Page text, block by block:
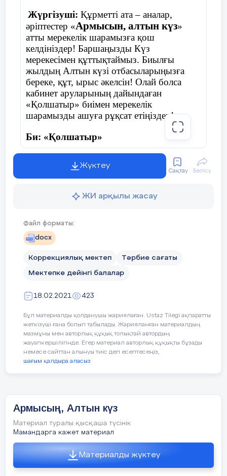
Жүргізуші: Құрметті ата – аналар,
әріптестер «Армысын, алтын күз»
атты мерекелік шарамызға қош
келдініздер! Баршаңызды Күз
мерекесімен құттықтаймыз. Биылғы
жылдың Алтын күзі отбасыларыңызға
береке, құт, ырыс әкелсін! Олай болса
кабинет аруларының дайындаған
«Қолшатыр» биімен мерекелік
шарамызды ашуға рұқсат етіңіздер!
Би: «Қолшатыр»
Армасыздар, халайық,
Бармысыздар, халайық!
Күзгі тойды жұп жазбай,
Бірге қарсы алайық!
Дидактикалық ойын: «Дәміне қарай
ажырат.»
Жемістердің аттарын атап, қышқыл, тәтті,
дәмдерін ажырата білуге үйрету.
Ойын: «Тамшылар мен жапырақтар»
Жерде шашылып жатқан тамшылар мен
жапырақтарды жинау. Тамшыларды
«Кім жылдам?»
Үстелдің үстінде шашылып жатқан
жемістер мен көкөністерді ажыратады
Жүктеу
Сақтау Бөлісу
ЖИ арқылы жасау
Файл форматы:
docx
Коррекциялық мектеп Тәрбие сағаты
Мектепке дейінгі балалар
18.02.2021 423
Бұл материалды қолданушы жариялаған. Ustaz Tilegi ақпаратты
жеткізуші ғана болып табылады. Жарияланған материалдың
мазмұны мен авторлық құқық толықтай автордың
жауапкершілігінде. Егер материал авторлық құқықты бұзады
немесе сайттан алынуы тиіс деп есептесеңіз,
шағым қалдыра аласыз
Армысың, Алтын күз
Материал туралы қысқаша түсінік
Мамандарга кажет материал
Материалды жүктеу